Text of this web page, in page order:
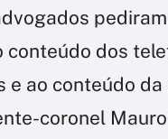
conteúdo dos
e ao conteúdo
coronel